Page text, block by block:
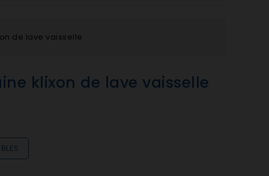
de lave vaisselle
klixon de lave vaisselle